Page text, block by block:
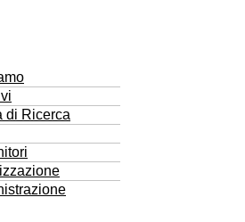
di Ricerca